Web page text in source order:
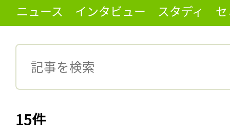
ニュース インタビュー スタディ
15件